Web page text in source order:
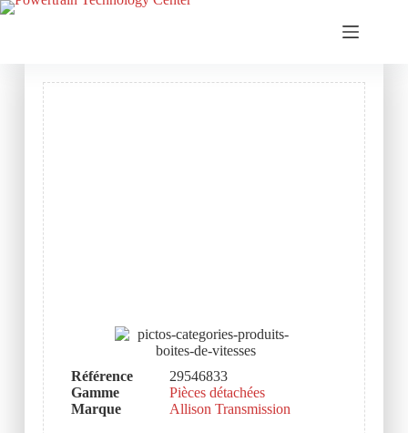
Référence
29546833
Gamme
Pièces détachées
Marque
Allison Transmission